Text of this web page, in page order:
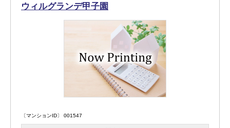
ウィルグランデ甲子園
〔マンションID〕 001547